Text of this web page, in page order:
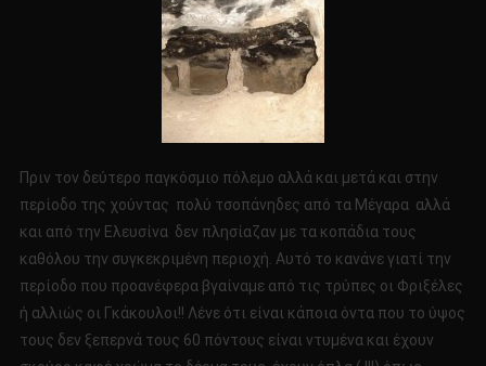
Πριν τον δεύτερο παγκόσμιο πόλεμο αλλά και μετά και στην
περίοδο της χούντας πολύ τσοπάνηδες από τα Μέγαρα αλλά
και από την Ελευσίνα δεν πλησίαζαν με τα κοπάδια τους
καθόλου την συγκεκριμένη περιοχή. Αυτό το κανάνε γιατί την
περίοδο που προανέφερα βγαίναμε από τις τρύπες οι Φριξέλες
ή αλλιώς οι Γκάκουλοι!! Λένε ότι είναι κάποια όντα που το ύψος
τους δεν ξεπερνά τους 60 πόντους είναι ντυμένα και έχουν